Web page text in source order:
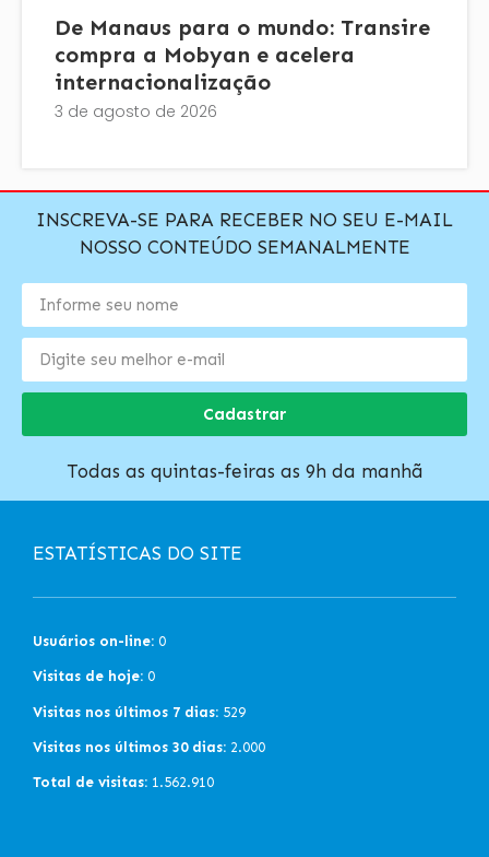
De Manaus para o mundo: Transire
compra a Mobyan e acelera
internacionalização
3 de agosto de 2026
INSCREVA-SE PARA RECEBER NO SEU E-MAIL
NOSSO CONTEÚDO SEMANALMENTE
Cadastrar
Todas as quintas-feiras as 9h da manhã
ESTATÍSTICAS DO SITE
Usuários on-line: 0
Visitas de hoje: 0
Visitas nos últimos 7 dias: 529
Visitas nos últimos 30 dias: 2.000
Total de visitas: 1.562.910